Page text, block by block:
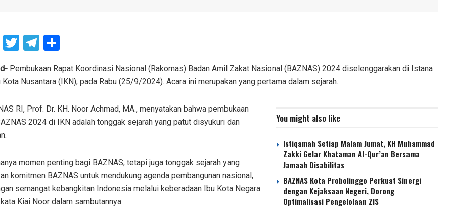
F T
wi
tt
er
T
el
e
gr
a
m
ar
e
Pembukaan Rapat Koordinasi Nasional (Rakornas) Badan Amil Zakat Nasional (BAZNAS) 2024 diselenggarakan di Istana
Kota Nusantara (IKN), pada Rabu (25/9/2024). Acara ini merupakan yang pertama dalam sejarah.
You might also like
Istiqamah Setiap Malam Jumat, KH Muhammad
Zakki Gelar Khataman Al-Qur’an Bersama
Jamaah Disabilitas
BAZNAS Kota Probolinggo Perkuat Sinergi
dengan Kejaksaan Negeri, Dorong
Optimalisasi Pengelolaan ZIS
RI, Prof. Dr. KH. Noor Achmad, MA., menyatakan bahwa pembukaan
2024 di IKN adalah tonggak sejarah yang patut disyukuri dan
momen penting bagi BAZNAS, tetapi juga tonggak sejarah yang
komitmen BAZNAS untuk mendukung agenda pembangunan nasional,
semangat kebangkitan Indonesia melalui keberadaan Ibu Kota Negara
kata Kiai Noor dalam sambutannya.